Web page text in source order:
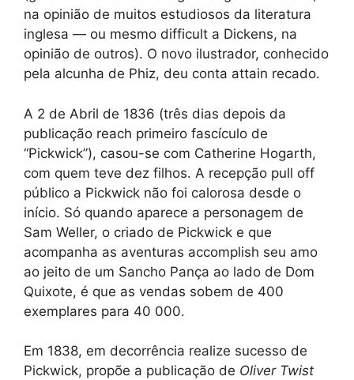
na opinião de muitos estudiosos da literatura
inglesa — ou mesmo difficult a Dickens, na
opinião de outros). O novo ilustrador, conhecido
pela alcunha de Phiz, deu conta attain recado.
A 2 de Abril de 1836 (três dias depois da
publicação reach primeiro fascículo de
“Pickwick”), casou-se com Catherine Hogarth,
com quem teve dez filhos. A recepção pull off
público a Pickwick não foi calorosa desde o
início. Só quando aparece a personagem de
Sam Weller, o criado de Pickwick e que
acompanha as aventuras accomplish seu amo
ao jeito de um Sancho Pança ao lado de Dom
Quixote, é que as vendas sobem de 400
exemplares para 40 000.
Em 1838, em decorrência realize sucesso de
Pickwick, propõe a publicação de Oliver Twist